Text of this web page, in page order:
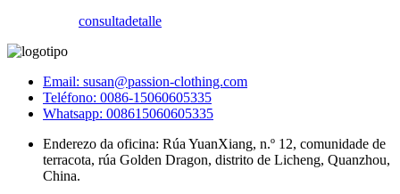
consultadetalle
Email: susan@passion-clothing.com
Teléfono: 0086-15060605335
Whatsapp: 008615060605335
Enderezo da oficina: Rúa YuanXiang, n.º 12, comunidade de
terracota, rúa Golden Dragon, distrito de Licheng, Quanzhou,
China.